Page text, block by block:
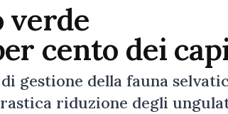
verde
cento dei
gestione della fauna
riduzione degli